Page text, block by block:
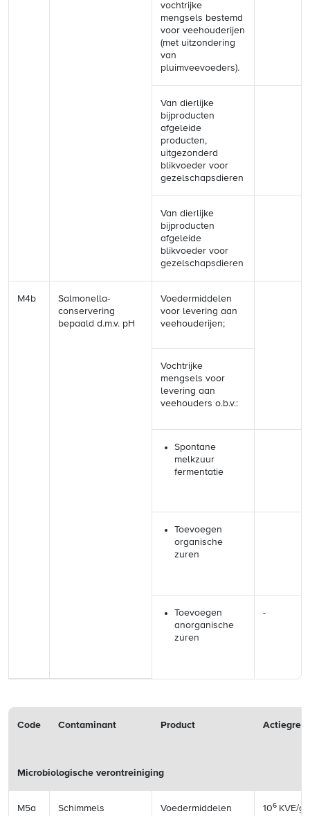
vochtrijke
mengsels bestemd
voor veehouderijen
(met uitzondering
van
pluimveevoeders).
Van dierlijke
bijproducten
afgeleide
producten,
uitgezonderd
blikvoeder voor
gezelschapsdieren
Van dierlijke
bijproducten
afgeleide
blikvoeder voor
gezelschapsdieren
M4b
Salmonella-
conservering
bepaald d.m.v. pH
Voedermiddelen
voor levering aan
veehouderijen;
Vochtrijke
mengsels voor
levering aan
veehouders o.b.v.:
Spontane
melkzuur
fermentatie
Toevoegen
organische
zuren
Toevoegen
anorganische
zuren
-
Code Contaminant Product
Microbiologische verontreiniging
M5a Schimmels Voedermiddelen 106 KVE/g